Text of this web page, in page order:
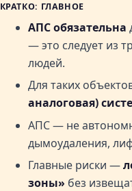
КРАТКО: ГЛАВНОЕ
АПС обязательна
— это следует из
людей.
Для таких
аналоговая)
АПС — не
дымоудаления,
Главные риски —
зоны» без